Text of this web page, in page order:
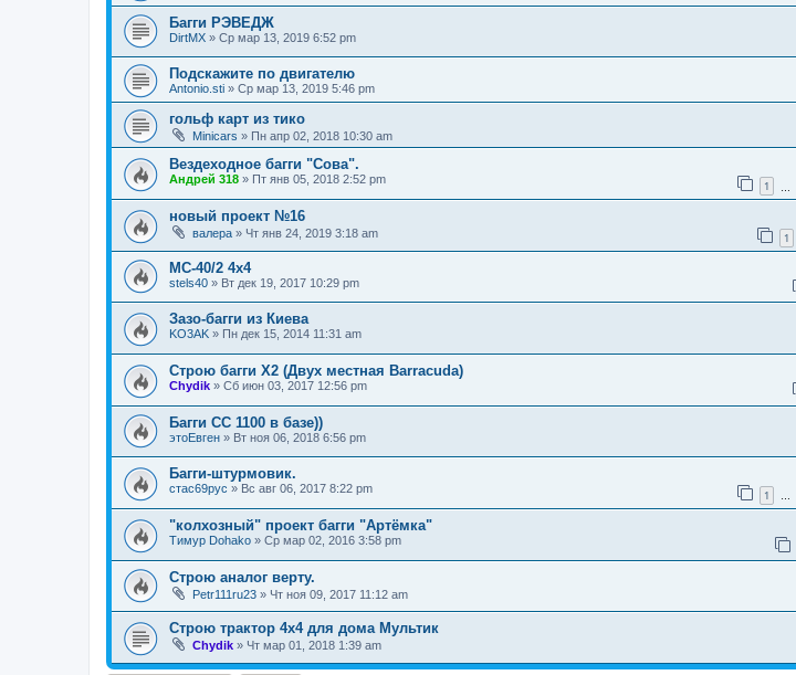
Багги РЭВЕДЖ
DirtMX » Ср мар 13, 2019 6:52 pm
Подскажите по двигателю
Antonio.sti » Ср мар 13, 2019 5:46 pm
гольф карт из тико
Minicars » Пн апр 02, 2018 10:30 am
Вездеходное багги "Сова".
Андрей 318 » Пт янв 05, 2018 2:52 pm 1
новый проект №16
валера » Чт янв 24, 2019 3:18 am 1
МС-40/2 4х4
stels40 » Вт дек 19, 2017 10:29 pm
Зазо-багги из Киева
KO3AK » Пн дек 15, 2014 11:31 am
Строю багги Х2 (Двух местная Barracuda)
Chydik » Сб июн 03, 2017 12:56 pm
Багги СС 1100 в базе))
этоЕвген » Вт ноя 06, 2018 6:56 pm
Багги-штурмовик.
стас69рус » Вс авг 06, 2017 8:22 pm 1 …
"колхозный" проект багги "Артёмка"
Тимур Dohako » Ср мар 02, 2016 3:58 pm
Строю аналог верту.
Petr111ru23 » Чт ноя 09, 2017 11:12 am
Строю трактор 4х4 для дома Мультик
Chydik » Чт мар 01, 2018 1:39 am